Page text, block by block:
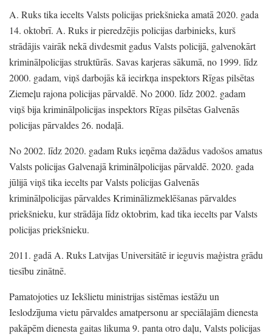
A. Ruks tika iecelts Valsts policijas priekšnieka amatā 2020. gada
14. oktobrī. A. Ruks ir pieredzējis policijas darbinieks, kurš
strādājis vairāk nekā divdesmit gadus Valsts policijā, galvenokārt
kriminālpolicijas struktūrās. Savas karjeras sākumā, no 1999. līdz
2000. gadam, viņš darbojās kā iecirkņa inspektors Rīgas pilsētas
Ziemeļu rajona policijas pārvaldē. No 2000. līdz 2002. gadam
viņš bija kriminālpolicijas inspektors Rīgas pilsētas Galvenās
policijas pārvaldes 26. nodaļā.
No 2002. līdz 2020. gadam Ruks ieņēma dažādus vadošos amatus
Valsts policijas Galvenajā kriminālpolicijas pārvaldē. 2020. gada
jūlijā viņš tika iecelts par Valsts policijas Galvenās
kriminālpolicijas pārvaldes Kriminālizmeklēšanas pārvaldes
priekšnieku, kur strādāja līdz oktobrim, kad tika iecelts par Valsts
policijas priekšnieku.
2011. gadā A. Ruks Latvijas Universitātē ir ieguvis maģistra grādu
tiesību zinātnē.
Pamatojoties uz Iekšlietu ministrijas sistēmas iestāžu un
Ieslodzījuma vietu pārvaldes amatpersonu ar speciālajām dienesta
pakāpēm dienesta gaitas likuma 9. panta otro daļu, Valsts policijas